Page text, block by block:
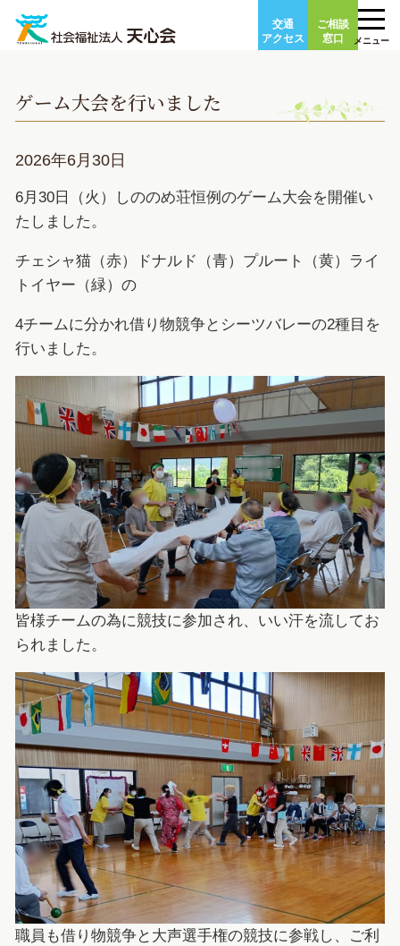
content
交通
アクセス
ご相談
窓口
メニュー
ゲーム大会を行いました
2026年6月30日
6月30日（火）しののめ荘恒例のゲーム大会を開催い
たしました。
チェシャ猫（赤）ドナルド（青）プルート（黄）ライ
トイヤー（緑）の
4チームに分かれ借り物競争とシーツバレーの2種目を
行いました。
皆様チームの為に競技に参加され、いい汗を流してお
られました。
職員も借り物競争と大声選手権の競技に参戦し、ご利